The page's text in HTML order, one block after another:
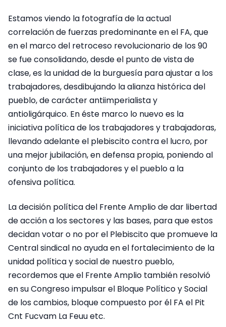
Estamos viendo la fotografía de la actual
correlación de fuerzas predominante en el FA, que
en el marco del retroceso revolucionario de los 90
se fue consolidando, desde el punto de vista de
clase, es la unidad de la burguesía para ajustar a los
trabajadores, desdibujando la alianza histórica del
pueblo, de carácter antiimperialista y
antioligárquico. En éste marco lo nuevo es la
iniciativa política de los trabajadores y trabajadoras,
llevando adelante el plebiscito contra el lucro, por
una mejor jubilación, en defensa propia, poniendo al
conjunto de los trabajadores y el pueblo a la
ofensiva política.
La decisión política del Frente Amplio de dar libertad
de acción a los sectores y las bases, para que estos
decidan votar o no por el Plebiscito que promueve la
Central sindical no ayuda en el fortalecimiento de la
unidad política y social de nuestro pueblo,
recordemos que el Frente Amplio también resolvió
en su Congreso impulsar el Bloque Político y Social
de los cambios, bloque compuesto por él FA el Pit
Cnt Fucvam La Feuu etc.